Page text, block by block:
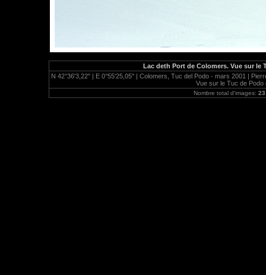
Lac deth Port de Colomers. Vue sur le
N 42°36'3,22" | E 0°55'25,05" | Colomers, Tuc del Podo - mars 2001 |
Vue sur le Tuc de
Nombre total d'images: 23